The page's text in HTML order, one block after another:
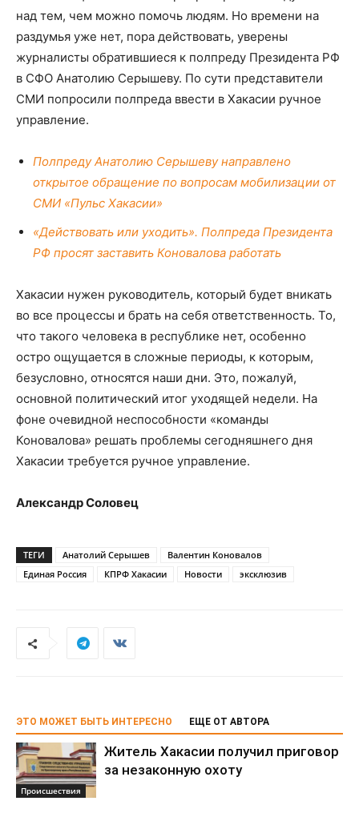
над тем, чем можно помочь людям. Но времени на
раздумья уже нет, пора действовать, уверены
журналисты обратившиеся к полпреду Президента РФ
в СФО Анатолию Серышеву. По сути представители
СМИ попросили полпреда ввести в Хакасии ручное
управление.
Полпреду Анатолию Серышеву направлено
открытое обращение по вопросам мобилизации от
СМИ «Пульс Хакасии»
«Действовать или уходить». Полпреда Президента
РФ просят заставить Коновалова работать
Хакасии нужен руководитель, который будет вникать
во все процессы и брать на себя ответственность. То,
что такого человека в республике нет, особенно
остро ощущается в сложные периоды, к которым,
безусловно, относятся наши дни. Это, пожалуй,
основной политический итог уходящей недели. На
фоне очевидной неспособности «команды
Коновалова» решать проблемы сегодняшнего дня
Хакасии требуется ручное управление.
Александр Соловец
ТЕГИ Анатолий Серышев
Валентин Коновалов
Единая Россия
КПРФ Хакасии Новости эксклюзив
ЭТО МОЖЕТ БЫТЬ ИНТЕРЕСНО ЕЩЕ ОТ АВТОРА
Происшествия
Житель Хакасии получил приговор
за незаконную охоту